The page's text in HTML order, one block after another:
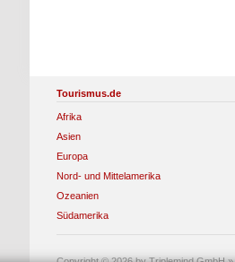
Tourismus.de
Afrika
Asien
Europa
Nord- und Mittelamerika
Ozeanien
Südamerika